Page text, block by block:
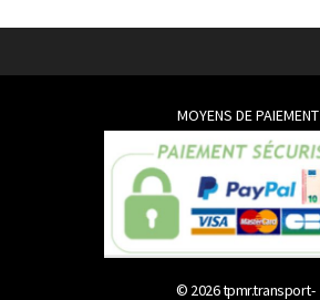
MOYENS DE PAIEMENT
© 2026tpmr.transport-